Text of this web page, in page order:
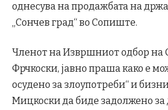
однесува на продажбата на
„Сончев град“ во Сопиште.
Членот на Извршниот одбор на
Фрчкоски, јавно праша како е
осудено за злоупотреби“ и
Мицкоски да биде задолжено за